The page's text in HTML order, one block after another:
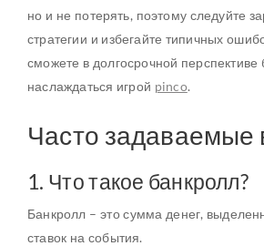
но и не потерять, поэтому следуйте
стратегии и избегайте типичных
сможете в долгосрочной перспективе
наслаждаться игрой pinco.
Часто задаваемые
1. Что такое банкролл?
Банкролл – это сумма денег,
ставок на события.